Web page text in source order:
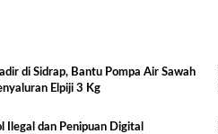
di Sidrap, Bantu Pompa Air Sawah
Elpiji 3 Kg
Ilegal dan Penipuan Digital